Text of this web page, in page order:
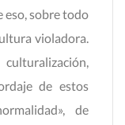
eso, sobre todo
violadora.
de estos
de